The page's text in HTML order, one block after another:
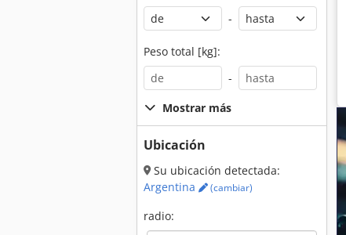
-
Peso total [kg]:
-
Mostrar más
Ubicación
Su ubicación detectada:
Argentina
(cambiar)
radio: